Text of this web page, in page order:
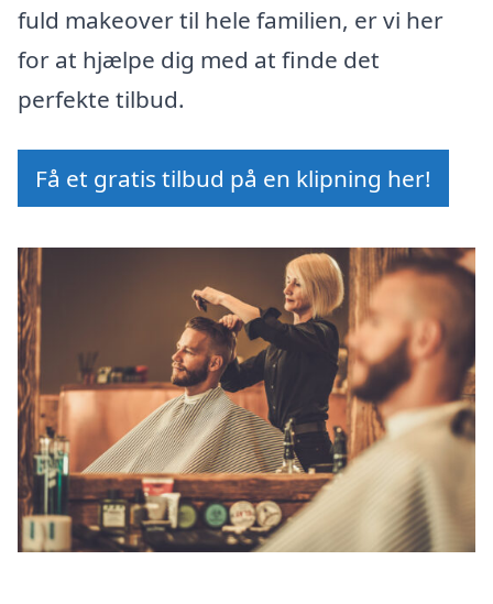
fuld makeover til hele familien, er vi her
for at hjælpe dig med at finde det
perfekte tilbud.
Få et gratis tilbud på en klipning her!